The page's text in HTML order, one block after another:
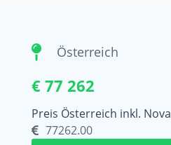
Österreich
€ 77 262
Preis Österreich inkl. Nova
77262.00